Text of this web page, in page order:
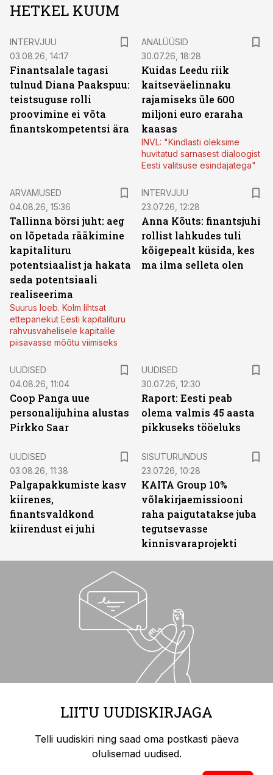
HETKEL KUUM
INTERVJUU
03.08.26, 14:17
Finantsalale tagasi
tulnud Diana Paakspuu:
teistsuguse rolli
proovimine ei võta
finantskompetentsi ära
ANALÜÜSID
30.07.26, 18:28
Kuidas Leedu riik
kaitseväelinnaku
rajamiseks üle 600
miljoni euro eraraha
kaasas
INVL: "Kindlasti oleksime
huvitatud sarnasest dialoogist
Eesti valitsuse esindajatega"
ARVAMUSED
04.08.26, 15:36
Tallinna börsi juht: aeg
on lõpetada rääkimine
kapitalituru
potentsiaalist ja hakata
seda potentsiaali
realiseerima
Suurus loeb. Kolm lihtsat
ettepanekut Eesti kapitalituru
rahvusvahelisele kapitalile
piisavasse mõõtu viimiseks
INTERVJUU
23.07.26, 12:28
Anna Kõuts: finantsjuhi
rollist lahkudes tuli
kõigepealt küsida, kes
ma ilma selleta olen
UUDISED
04.08.26, 11:04
Coop Panga uue
personalijuhina alustas
Pirkko Saar
UUDISED
30.07.26, 12:30
Raport: Eesti peab
olema valmis 45 aasta
pikkuseks tööeluks
UUDISED
03.08.26, 11:38
Palgapakkumiste kasv
kiirenes,
finantsvaldkond
kiirendust ei juhi
SISUTURUNDUS
23.07.26, 10:28
KAITA Group 10%
võlakirjaemissiooni
raha paigutatakse juba
tegutsevasse
kinnisvaraprojekti
LIITU UUDISKIRJAGA
Telli uudiskiri ning saad oma postkasti päeva
olulisemad uudised.